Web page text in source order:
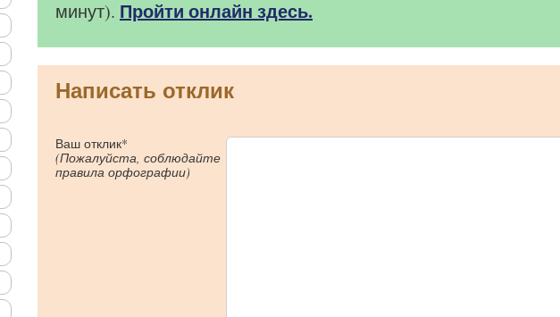
минут). Пройти онлайн здесь.
Написать отклик
Ваш отклик*
(Пожалуйста, соблюдайте
правила орфографии)